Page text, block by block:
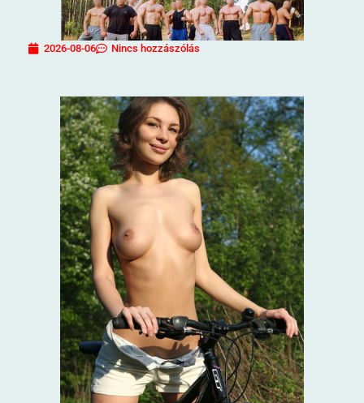
2026-08-06 Nincs hozzászólás